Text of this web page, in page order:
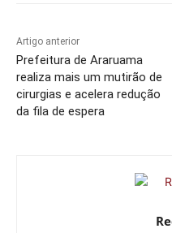
Artigo anterior
Prefeitura de Araruama
realiza mais um mutirão de
cirurgias e acelera redução
da fila de espera